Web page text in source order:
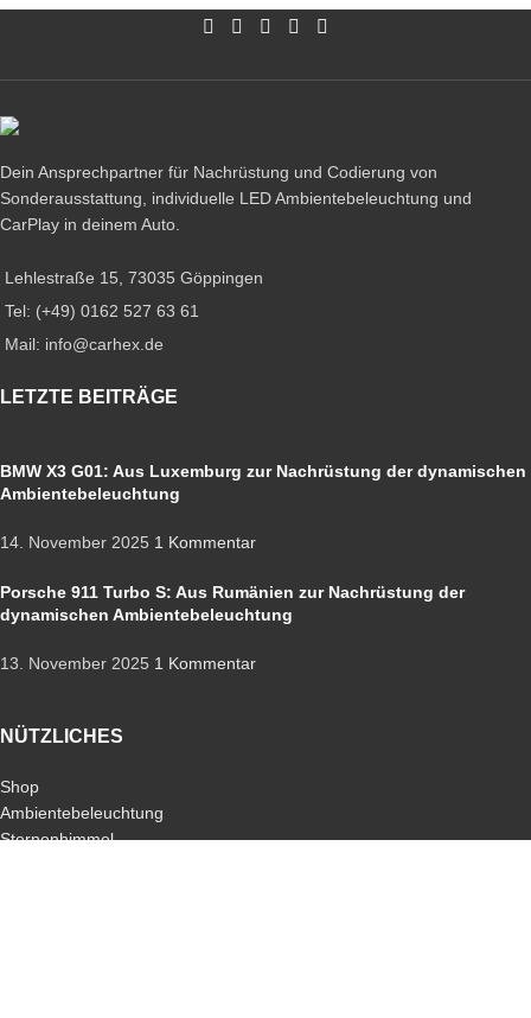
Dein Ansprechpartner für Nachrüstung und Codierung von
Sonderausstattung, individuelle LED Ambientebeleuchtung und
CarPlay in deinem Auto.
Lehlestraße 15, 73035 Göppingen
Tel: (+49) 0162 527 63 61
Mail: info@carhex.de
LETZTE BEITRÄGE
BMW X3 G01: Aus Luxemburg zur Nachrüstung der dynamischen
Ambientebeleuchtung
14. November 2025 1 Kommentar
Porsche 911 Turbo S: Aus Rumänien zur Nachrüstung der
dynamischen Ambientebeleuchtung
13. November 2025 1 Kommentar
NÜTZLICHES
Shop
Ambientebeleuchtung
Sternenhimmel